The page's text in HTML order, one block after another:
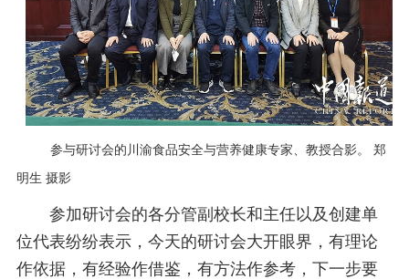
参与研讨会的川渝食品安全与营养健康专家、教授合影。 郑
明生 摄影
参加研讨会的各分管副校长和主任以及创建单
位代表纷纷表示，今天的研讨会大开眼界，有理论
作依据，有经验作借鉴，有方法作参考，下一步要